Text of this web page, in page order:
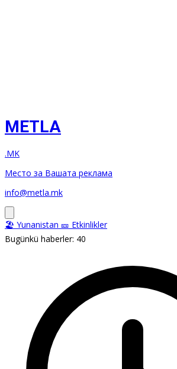
METLA
.MK
Место за Вашата реклама
info@metla.mk
🏖️ Yunanistan 🎫 Etkinlikler
Bugünkü haberler: 40